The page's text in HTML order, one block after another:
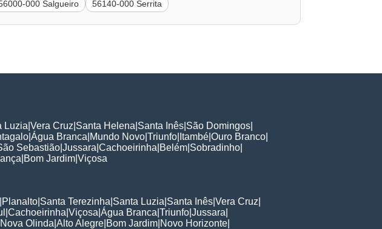
000 Salgueiro 56140-000 Serrita
Luzia Vera Cruz Santa Helena Santa Inês São Domingos
Água Branca Mundo Novo Triunfo Itambé Ouro Branco
Sebastião Jussara Cachoeirinha Belém Sobradinho
Bom Jardim Viçosa
Planalto Santa Terezinha Santa Luzia Santa Inês Vera Cruz
Cachoeirinha Viçosa Água Branca Triunfo Jussara
Nova Olinda Alto Alegre Bom Jardim Novo Horizonte